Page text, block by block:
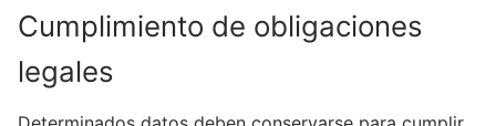
Cumplimiento de obligaciones
legales